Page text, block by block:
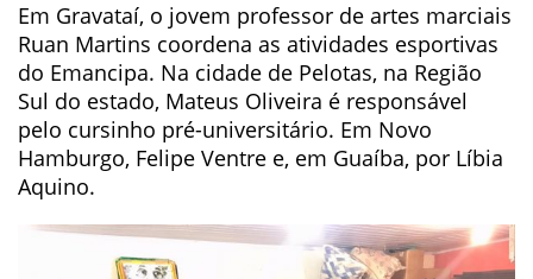
Em Gravataí, o jovem professor de artes marciais
Ruan Martins coordena as atividades esportivas
do Emancipa. Na cidade de Pelotas, na Região
Sul do estado, Mateus Oliveira é responsável
pelo cursinho pré-universitário. Em Novo
Hamburgo, Felipe Ventre e, em Guaíba, por Líbia
Aquino.